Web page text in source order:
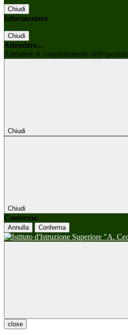
Chiudi
Informazione
Chiudi
Attendere...
Attendere il completamento
Chiudi
Chiudi
Conferma
Annulla Conferma
close